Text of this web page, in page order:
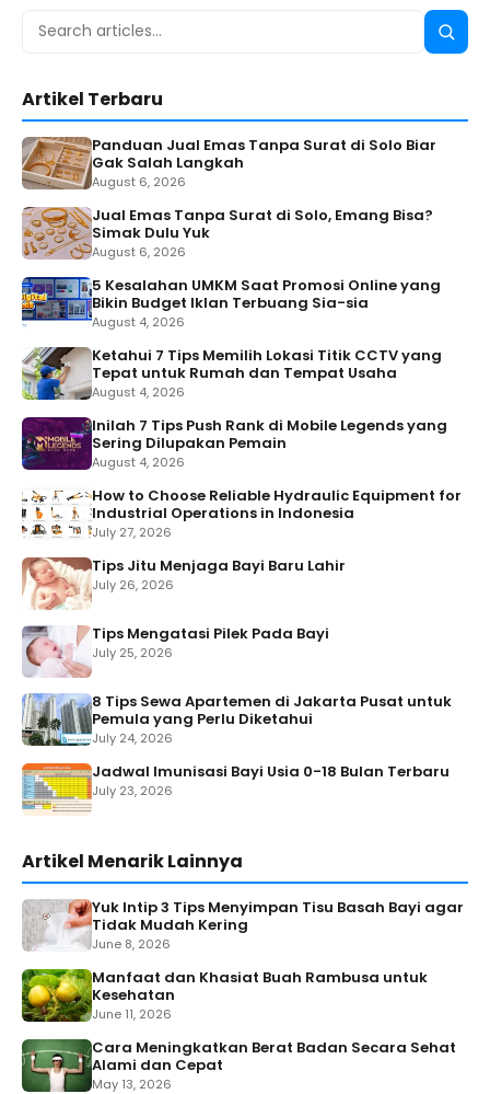
Search
Search
Artikel Terbaru
Panduan Jual Emas Tanpa Surat di Solo Biar
Gak Salah Langkah
August 6, 2026
Jual Emas Tanpa Surat di Solo, Emang Bisa?
Simak Dulu Yuk
August 6, 2026
5 Kesalahan UMKM Saat Promosi Online yang
Bikin Budget Iklan Terbuang Sia-sia
August 4, 2026
Ketahui 7 Tips Memilih Lokasi Titik CCTV yang
Tepat untuk Rumah dan Tempat Usaha
August 4, 2026
Inilah 7 Tips Push Rank di Mobile Legends yang
Sering Dilupakan Pemain
August 4, 2026
How to Choose Reliable Hydraulic Equipment for
Industrial Operations in Indonesia
July 27, 2026
Tips Jitu Menjaga Bayi Baru Lahir
July 26, 2026
Tips Mengatasi Pilek Pada Bayi
July 25, 2026
8 Tips Sewa Apartemen di Jakarta Pusat untuk
Pemula yang Perlu Diketahui
July 24, 2026
Jadwal Imunisasi Bayi Usia 0-18 Bulan Terbaru
July 23, 2026
Artikel Menarik Lainnya
Yuk Intip 3 Tips Menyimpan Tisu Basah Bayi agar
Tidak Mudah Kering
June 8, 2026
Manfaat dan Khasiat Buah Rambusa untuk
Kesehatan
June 11, 2026
Cara Meningkatkan Berat Badan Secara Sehat
Alami dan Cepat
May 13, 2026